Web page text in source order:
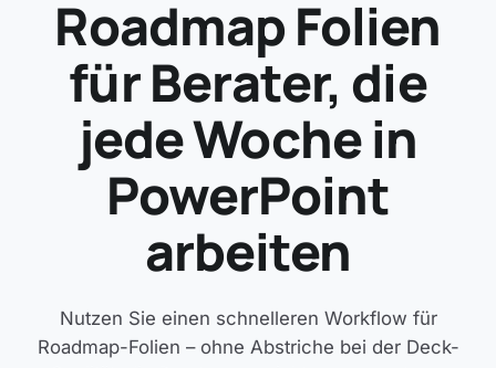
Roadmap Folien
für Berater, die
jede Woche in
PowerPoint
arbeiten
Nutzen Sie einen schnelleren Workflow für
Roadmap-Folien – ohne Abstriche bei der Deck-